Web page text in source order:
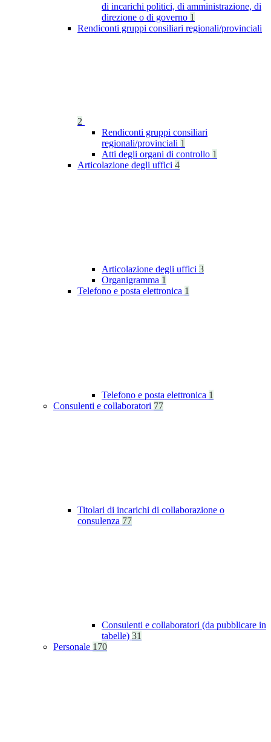
di incarichi politici, di amministrazione, di
direzione o di governo 1
Rendiconti gruppi consiliari regionali/provinciali
2
Rendiconti gruppi consiliari
regionali/provinciali 1
Atti degli organi di controllo 1
Articolazione degli uffici 4
Articolazione degli uffici 3
Organigramma 1
Telefono e posta elettronica 1
Telefono e posta elettronica 1
Consulenti e collaboratori 77
Titolari di incarichi di collaborazione o
consulenza 77
Consulenti e collaboratori (da pubblicare in
tabelle) 31
Personale 170